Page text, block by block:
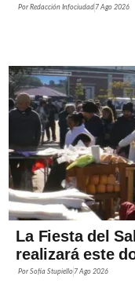
PorRedacción Infociudad 7 Ago 2026
La Fiesta del
realizará este
PorSofía Stupiello 7 Ago 2026